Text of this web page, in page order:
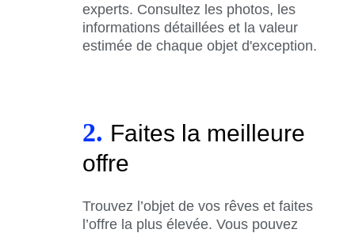
experts. Consultez les photos, les
informations détaillées et la valeur
estimée de chaque objet d'exception.
2. Faites la meilleure
offre
Trouvez l’objet de vos rêves et faites
l’offre la plus élevée. Vous pouvez